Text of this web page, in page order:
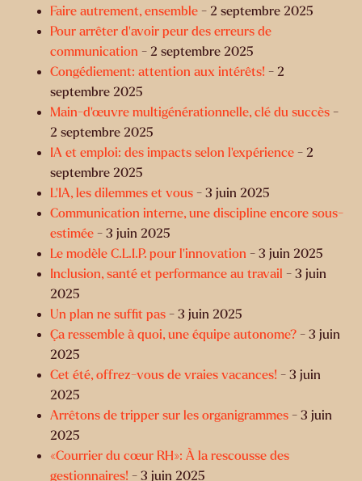
Faire autrement, ensemble - 2 septembre 2025
Pour arrêter d'avoir peur des erreurs de
communication - 2 septembre 2025
Congédiement: attention aux intérêts! - 2
septembre 2025
Main-d’œuvre multigénérationnelle, clé du succès -
2 septembre 2025
IA et emploi: des impacts selon l’expérience - 2
septembre 2025
L’IA, les dilemmes et vous - 3 juin 2025
Communication interne, une discipline encore sous-
estimée - 3 juin 2025
Le modèle C.L.I.P. pour l'innovation - 3 juin 2025
Inclusion, santé et performance au travail - 3 juin
2025
Un plan ne suffit pas - 3 juin 2025
Ça ressemble à quoi, une équipe autonome? - 3 juin
2025
Cet été, offrez-vous de vraies vacances! - 3 juin
2025
Arrêtons de tripper sur les organigrammes - 3 juin
2025
«Courrier du cœur RH»: À la rescousse des
gestionnaires! - 3 juin 2025